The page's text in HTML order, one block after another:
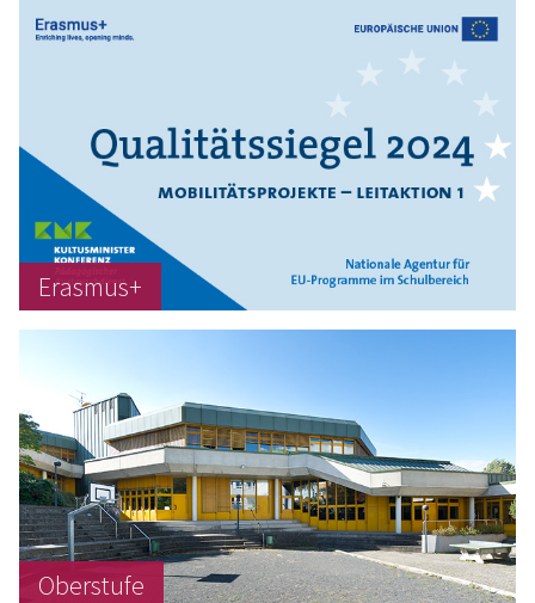
Erasmus+
Oberstufe